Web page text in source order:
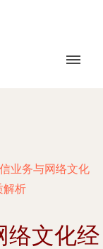
业务与网络文化
解析
络文化经